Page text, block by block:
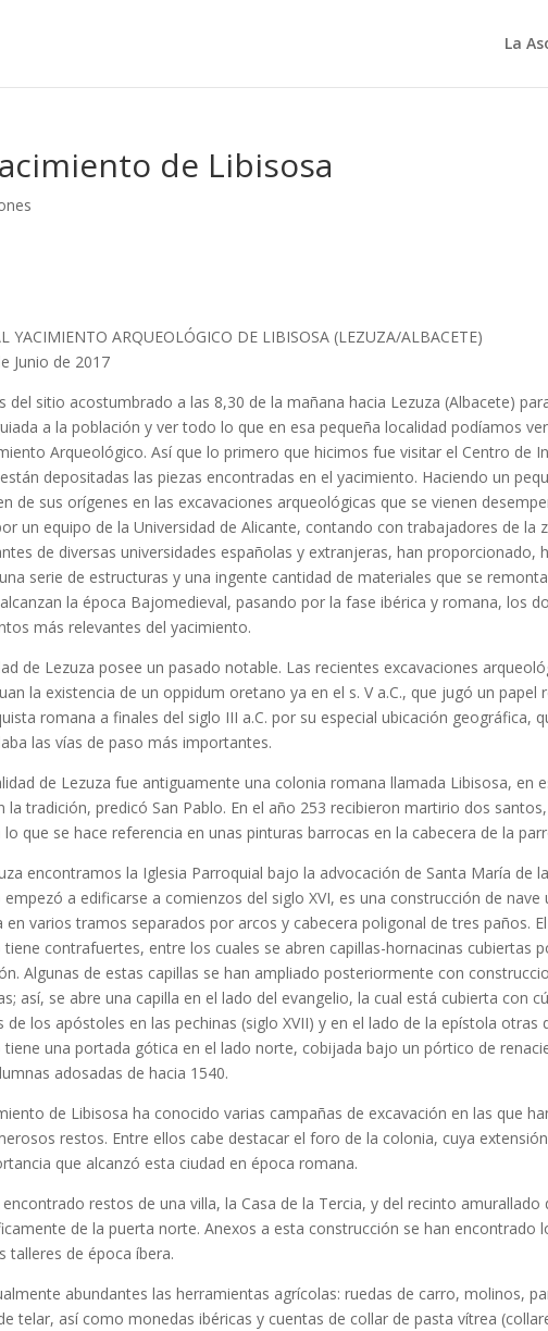
La
de Libisosa
YACIMIENTO ARQUEOLÓGICO DE LIBISOSA (LEZUZA/ALBACETE)
Junio de 2017
del sitio acostumbrado a las 8,30 de la mañana hacia Lezuza (Albacete)
a la población y ver todo lo que en esa pequeña localidad podíamos
Arqueológico. Así que lo primero que hicimos fue visitar el Centro de
depositadas las piezas encontradas en el yacimiento. Haciendo un
de sus orígenes en las excavaciones arqueológicas que se vienen
un equipo de la Universidad de Alicante, contando con trabajadores de la
de diversas universidades españolas y extranjeras, han proporcionado,
serie de estructuras y una ingente cantidad de materiales que se
la época Bajomedieval, pasando por la fase ibérica y romana, los
más relevantes del yacimiento.
de Lezuza posee un pasado notable. Las recientes excavaciones
la existencia de un oppidum oretano ya en el s. V a.C., que jugó un papel
romana a finales del siglo III a.C. por su especial ubicación geográfica,
las vías de paso más importantes.
de Lezuza fue antiguamente una colonia romana llamada Libisosa, en
la tradición, predicó San Pablo. En el año 253 recibieron martirio dos
lo que se hace referencia en unas pinturas barrocas en la cabecera de la
encontramos la Iglesia Parroquial bajo la advocación de Santa María de
a edificarse a comienzos del siglo XVI, es una construcción de nave
en varios tramos separados por arcos y cabecera poligonal de tres paños.
contrafuertes, entre los cuales se abren capillas-hornacinas cubiertas
Algunas de estas capillas se han ampliado posteriormente con
así, se abre una capilla en el lado del evangelio, la cual está cubierta con
de los apóstoles en las pechinas (siglo XVII) y en el lado de la epístola otras
una portada gótica en el lado norte, cobijada bajo un pórtico de
adosadas de hacia 1540.
de Libisosa ha conocido varias campañas de excavación en las que
restos. Entre ellos cabe destacar el foro de la colonia, cuya
que alcanzó esta ciudad en época romana.
encontrado restos de una villa, la Casa de la Tercia, y del recinto amurallado
de la puerta norte. Anexos a esta construcción se han encontrado
talleres de época íbera.
abundantes las herramientas agrícolas: ruedas de carro, molinos,
telar, así como monedas ibéricas y cuentas de collar de pasta vítrea